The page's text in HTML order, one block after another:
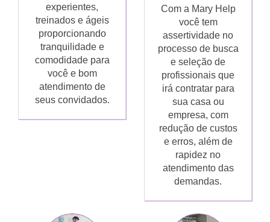
experientes,
treinados e ágeis
proporcionando
tranquilidade e
comodidade para
você e bom
atendimento de
seus convidados.
Com a Mary Help
você tem
assertividade no
processo de busca
e seleção de
profissionais que
irá contratar para
sua casa ou
empresa, com
redução de custos
e erros, além de
rapidez no
atendimento das
demandas.